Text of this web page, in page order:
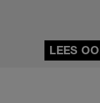
LEES